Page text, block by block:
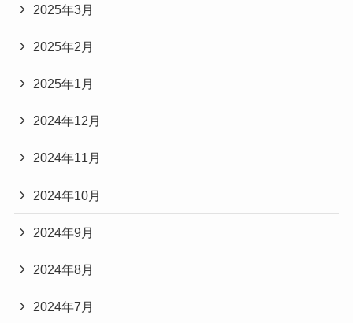
2025年3月
2025年2月
2025年1月
2024年12月
2024年11月
2024年10月
2024年9月
2024年8月
2024年7月